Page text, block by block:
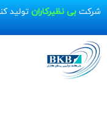
شرکت بی نظیرکاران تولید